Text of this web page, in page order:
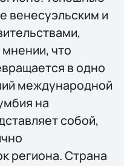
венесуэльским и
что
в одно
международной
на
собой,
региона. Страна